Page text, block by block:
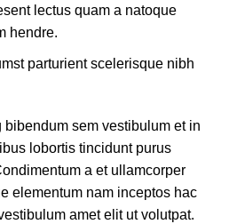
lectus quam a natoque
hendre.
parturient scelerisque nibh
sem vestibulum et in
lobortis tincidunt purus
a et ullamcorper
elementum nam inceptos hac
amet elit ut volutpat.